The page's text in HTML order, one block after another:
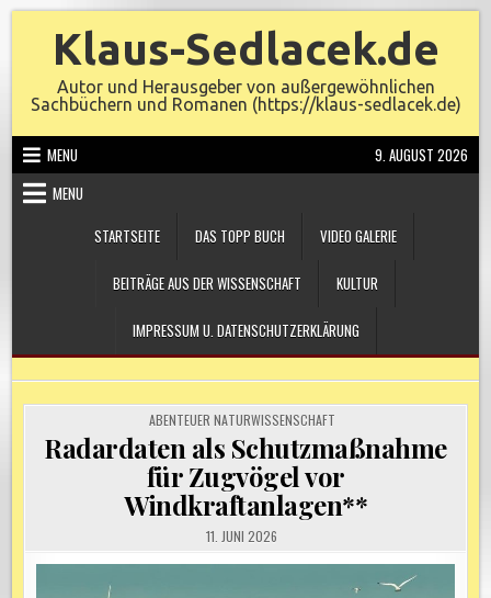
Klaus-Sedlacek.de
Autor und Herausgeber von außergewöhnlichen
Sachbüchern und Romanen (https://klaus-sedlacek.de)
MENU
9. AUGUST 2026
MENU
STARTSEITE
DAS TOPP BUCH VIDEO GALERIE
BEITRÄGE AUS DER WISSENSCHAFT KULTUR
IMPRESSUM U. DATENSCHUTZERKLÄRUNG
POSTED
IN
ABENTEUER NATURWISSENSCHAFT
Radardaten als Schutzmaßnahme
für Zugvögel vor
Windkraftanlagen**
11. JUNI 2026